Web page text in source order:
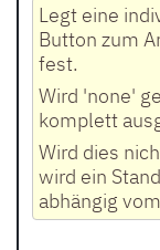
Legt eine
Button zum
fest.
Wird 'none'
komplett
Wird dies
wird ein
abhängig